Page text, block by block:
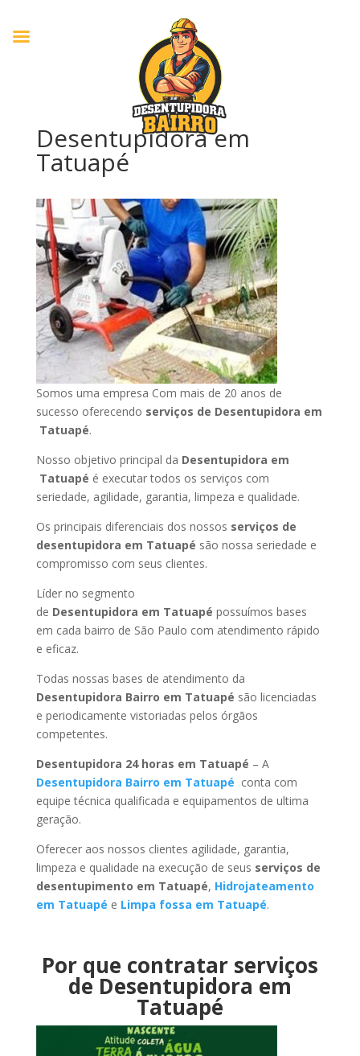
Desentupidora em
Tatuapé
Somos uma empresa Com mais de 20 anos de
sucesso oferecendo serviços de Desentupidora em
Tatuapé.
Nosso objetivo principal da Desentupidora em
Tatuapé é executar todos os serviços com
seriedade, agilidade, garantia, limpeza e qualidade.
Os principais diferenciais dos nossos serviços de
desentupidora em Tatuapé são nossa seriedade e
compromisso com seus clientes.
Líder no segmento
de Desentupidora em Tatuapé possuímos bases
em cada bairro de São Paulo com atendimento rápido
e eficaz.
Todas nossas bases de atendimento da
Desentupidora Bairro em Tatuapé são licenciadas
e periodicamente vistoriadas pelos órgãos
competentes.
Desentupidora 24 horas em Tatuapé – A
Desentupidora Bairro em Tatuapé conta com
equipe técnica qualificada e equipamentos de ultima
geração.
Oferecer aos nossos clientes agilidade, garantia,
limpeza e qualidade na execução de seus serviços de
desentupimento em Tatuapé, Hidrojateamento
em Tatuapé e Limpa fossa em Tatuapé.
Por que contratar serviços
de Desentupidora em
Tatuapé